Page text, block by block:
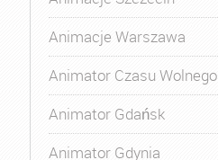
Animacje Warszawa
Animator Czasu Wolnego
Animator Gdańsk
Animator Gdynia